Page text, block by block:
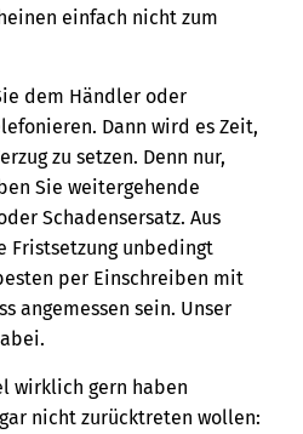
einfach nicht zum
dem Händler oder
Dann wird es Zeit,
zu setzen. Denn nur,
Sie weitergehende
Schadensersatz. Aus
Fristsetzung unbedingt
per Einschreiben mit
angemessen sein. Unser
wirklich gern haben
nicht zurücktreten wollen: